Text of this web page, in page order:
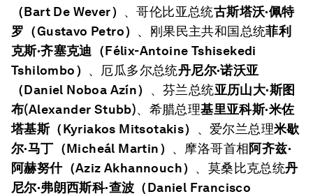
（Bart De Wever） 、哥伦比亚总统古斯塔沃·佩特
罗（Gustavo Petro） 、刚果民主共和国总统菲利
克斯·齐塞克迪（Félix-Antoine Tshisekedi
Tshilombo） 、厄瓜多尔总统丹尼尔·诺沃亚
（Daniel Noboa Azín） 、芬兰总统亚历山大·斯图
布(Alexander Stubb)、希腊总理基里亚科斯·米佐
塔基斯（Kyriakos Mitsotakis） 、爱尔兰总理米歇
尔·马丁（Micheál Martin） 、摩洛哥首相阿齐兹·
阿赫努什（Aziz Akhannouch） 、莫桑比克总统丹
尼尔·弗朗西斯科·查波（Daniel Francisco